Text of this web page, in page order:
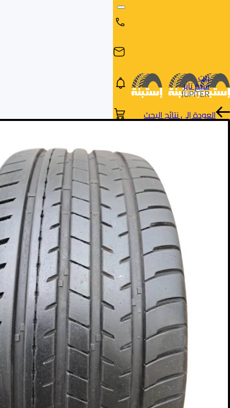
البحث
بالمقاس
البحث
حسب
العلامة
التجارية
AR
AR
بيت
سيم تاير
JUPITER
العودة إلى نتائج البحث